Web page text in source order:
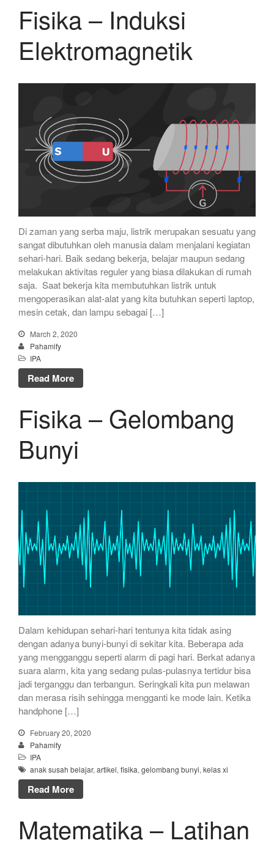
Fisika – Induksi
Elektromagnetik
Di zaman yang serba maju, listrik merupakan sesuatu yang
sangat dibutuhkan oleh manusia dalam menjalani kegiatan
sehari-hari. Baik sedang bekerja, belajar maupun sedang
melakukan aktivitas reguler yang biasa dilakukan di rumah
saja. Saat bekerja kita membutuhkan listrik untuk
mengoperasikan alat-alat yang kita butuhkan seperti laptop,
mesin cetak, dan lampu sebagai […]
March 2, 2020
Pahamify
IPA
Read More
Fisika – Gelombang
Bunyi
Dalam kehidupan sehari-hari tentunya kita tidak asing
dengan adanya bunyi-bunyi di sekitar kita. Beberapa ada
yang mengganggu seperti alarm di pagi hari. Berkat adanya
suara alarm, kita yang sedang pulas-pulasnya tertidur bisa
jadi terganggu dan terbangun. Seringkali kita pun melawan
dan merasa risih sehingga mengganti ke mode lain. Ketika
handphone […]
February 20, 2020
Pahamify
IPA
anak susah belajar, artikel, fisika, gelombang bunyi, kelas xi
Read More
Matematika – Latihan